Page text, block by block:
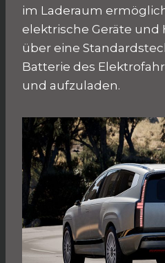
im Laderaum
elektrische Geräte und
über eine
Batterie des
und aufzuladen.